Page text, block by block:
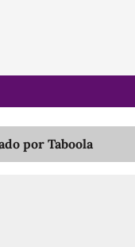
por Taboola